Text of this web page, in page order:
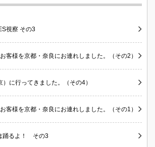
視察 その3
客様を京都・奈良にお連れしました。（その2）
に行ってきました。（その4）
客様を京都・奈良にお連れしました。（その1）
踊るよ！ その3